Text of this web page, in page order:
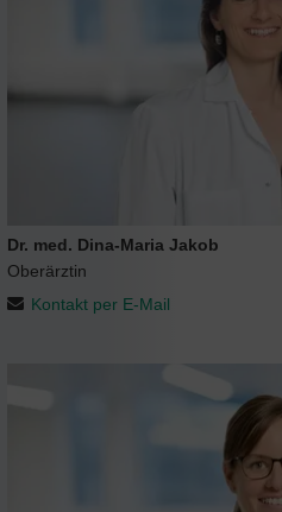
Dr. med. Dina-Maria Jakob
Oberärztin
Kontakt per E-Mail